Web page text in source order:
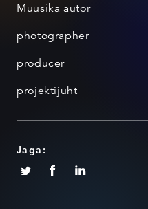
Muusika autor
photographer
producer
projektijuht
Jaga: